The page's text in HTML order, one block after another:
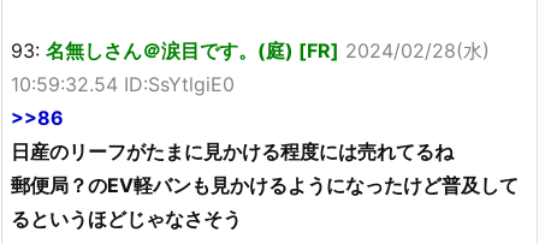
93: 名無しさん＠涙目です。(庭) [FR] 2024/02/28(水)
10:59:32.54 ID:SsYtlgiE0
>>86
日産のリーフがたまに見かける程度には売れてるね
郵便局？のEV軽バンも見かけるようになったけど普及して
るというほどじゃなさそう